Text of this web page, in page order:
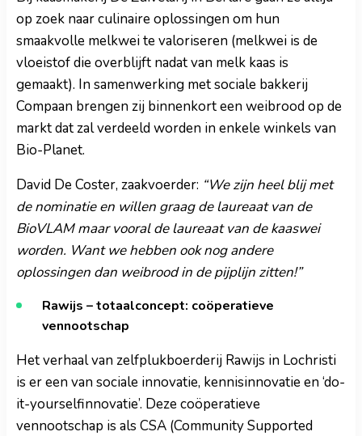
op zoek naar culinaire oplossingen om hun
smaakvolle melkwei te valoriseren (melkwei is de
vloeistof die overblijft nadat van melk kaas is
gemaakt). In samenwerking met sociale bakkerij
Compaan brengen zij binnenkort een weibrood op de
markt dat zal verdeeld worden in enkele winkels van
Bio-Planet.
David De Coster, zaakvoerder: “We zijn heel blij met
de nominatie en willen graag de laureaat van de
BioVLAM maar vooral de laureaat van de kaaswei
worden. Want we hebben ook nog andere
oplossingen dan weibrood in de pijplijn zitten!”
Rawijs – totaalconcept: coöperatieve
vennootschap
Het verhaal van zelfplukboerderij Rawijs in Lochristi
is er een van sociale innovatie, kennisinnovatie en ‘do-
it-yourselfinnovatie’. Deze coöperatieve
vennootschap is als CSA (Community Supported